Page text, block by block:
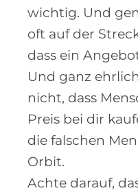
wichtig. Und
oft auf der
dass ein
Und ganz
nicht, dass
Preis bei dir
die falschen
Orbit.
Achte darauf,